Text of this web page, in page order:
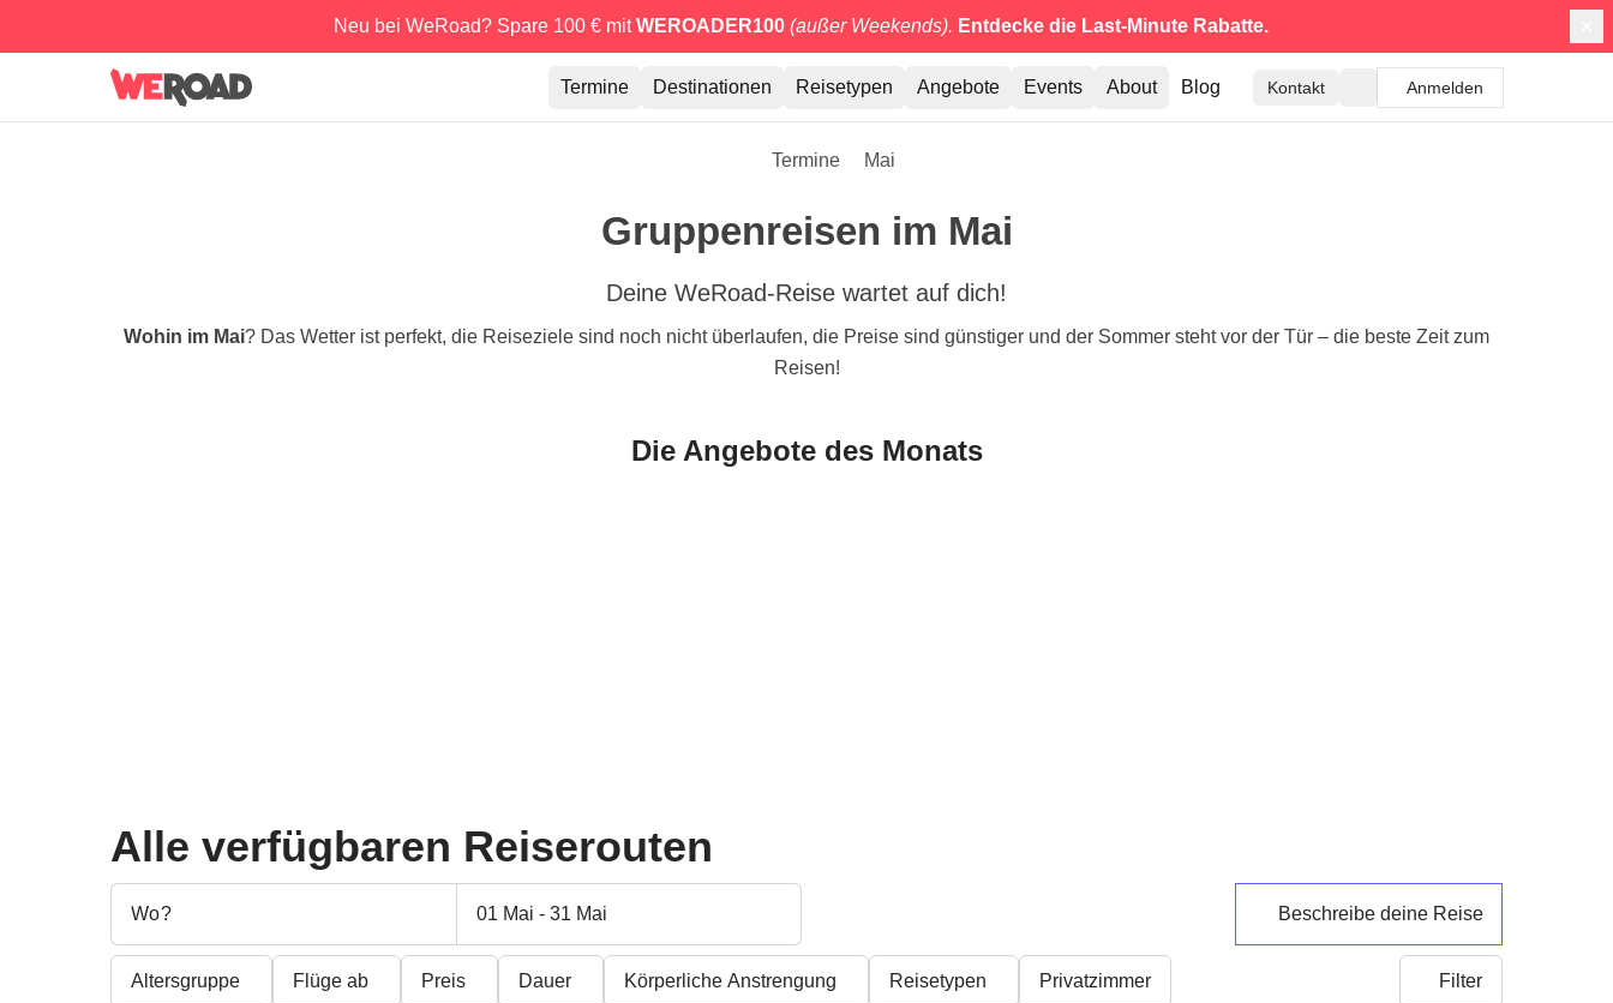
Neu bei WeRoad? Spare 100 € mitWEROADER100 (außer Weekends). Entdecke die Last-Minute Rabatte.
Termine Destinationen Reisetypen Angebote Events About Blog Kontakt Anmelden
Termine Mai
Gruppenreisen im Mai
Deine WeRoad-Reise wartet auf dich!
Wohin im Mai? Das Wetter ist perfekt, die Reiseziele sind noch nicht überlaufen, die Preise sind günstiger und der Sommer steht vor der Tür – die beste Zeit zum
Reisen!
Die Angebote des Monats
Alle verfügbaren Reiserouten
01 Mai - 31 Mai Beschreibe deine Reise
Altersgruppe Flüge ab Preis Dauer Körperliche Anstrengung Reisetypen Privatzimmer Filter